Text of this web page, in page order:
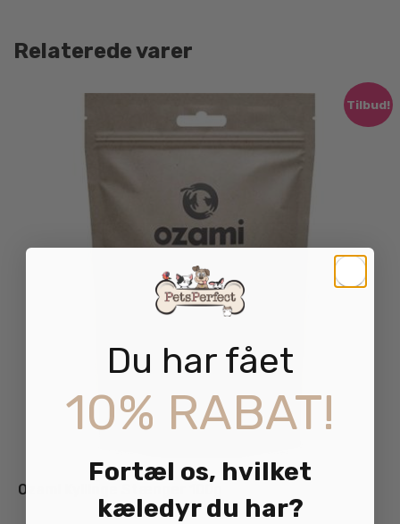
Relaterede varer
Tilbud!
Ozami Kyllinge Stænger 100g
Du har fået
10% RABAT!
Fortæl os, hvilket
kæledyr du har?